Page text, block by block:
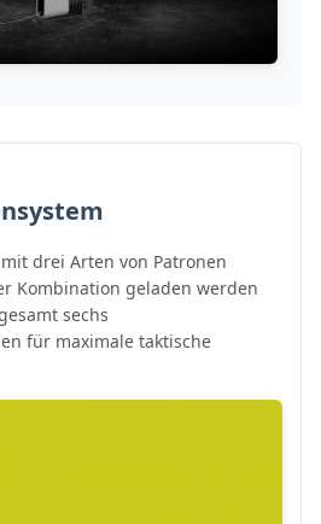
mit drei Arten von Patronen
Kombination geladen werden
sechs
für maximale taktische